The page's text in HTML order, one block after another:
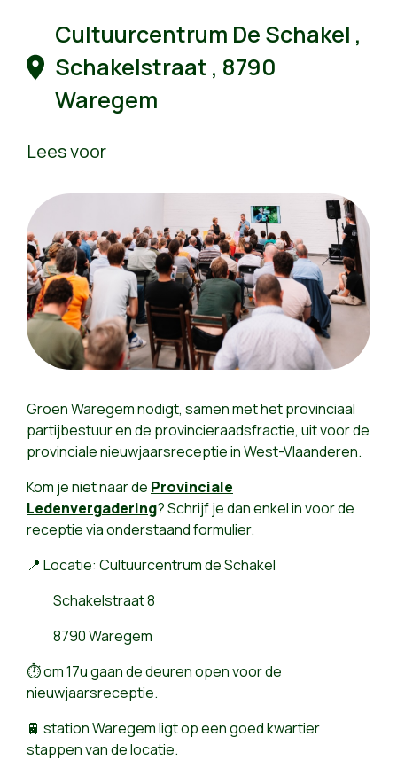
Cultuurcentrum De Schakel ,
Schakelstraat , 8790
Waregem
Lees voor
Groen Waregem nodigt, samen met het provinciaal
partijbestuur en de provincieraadsfractie, uit voor de
provinciale nieuwjaarsreceptie in West-Vlaanderen.
Kom je niet naar de Provinciale
Ledenvergadering? Schrijf je dan enkel in voor de
receptie via onderstaand formulier.
📍 Locatie: Cultuurcentrum de Schakel
Schakelstraat 8
8790 Waregem
⏱ om 17u gaan de deuren open voor de
nieuwjaarsreceptie.
🚆 station Waregem ligt op een goed kwartier
stappen van de locatie.